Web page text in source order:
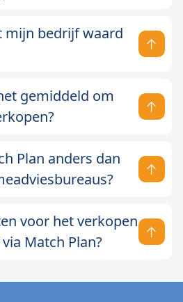
mijn bedrijf waard
gemiddeld om
Plan anders dan
voor het verkopen
Match Plan?